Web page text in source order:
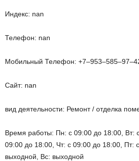
Индекс: nan
Телефон: nan
Мобильный Телефон:
Сайт: nan
вид деятельности: Ремонт / отделка
Время работы: Пн: с 09:00 до 18:00, Вт:
09:00 до 18:00, Чт: с 09:00 до 18:00, Пт:
выходной, Вс: выходной